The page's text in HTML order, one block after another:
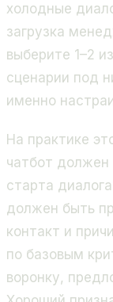
холодные
загрузка
выберите 1–2
сценарии под
именно
На практике
чатбот должен
старта
должен быть
контакт и
по базовым
воронку,